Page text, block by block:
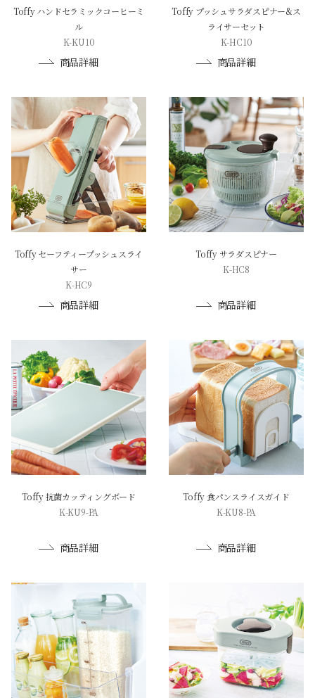
Toffy ハンドセラミックコーヒーミ
ル
K-KU10
商品詳細
Toffy プッシュサラダスピナー&ス
ライサーセット
K-HC10
商品詳細
Toffy セーフティープッシュスライ
サー
K-HC9
商品詳細
Toffy サラダスピナー
K-HC8
商品詳細
Toffy 抗菌カッティングボード
K-KU9-PA
商品詳細
Toffy 食パンスライスガイド
K-KU8-PA
商品詳細